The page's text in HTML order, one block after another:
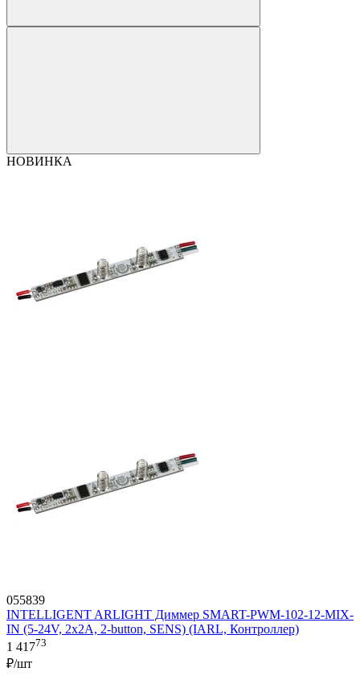
НОВИНКА
055839
INTELLIGENT ARLIGHT Диммер SMART-PWM-102-12-MIX-
IN (5-24V, 2x2A, 2-button, SENS) (IARL, Контроллер)
1 41773
₽/шт